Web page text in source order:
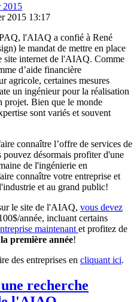
2015
2015 13:17
l'AIAQ a confié à René
le mandat de mettre en place
site internet de l'AIAQ. Comme
d’aide financière
agricole, certaines mesures
un ingénieur pour la réalisation
projet. Bien que le monde
sont variés et souvent
connaître l’offre de services de
pouvez désormais profiter d'une
de l'ingénierie en
connaître votre entreprise et
et au grand public!
le site de l'AIAQ, vous devez
année, incluant certains
maintenant et profitez de
première année!
des entreprises en cliquant ici.
recherche